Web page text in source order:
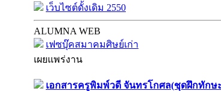
เว็บไซต์ดั้งเดิม 2550
ALUMNA WEB
เฟซบุ๊คสมาคมศิษย์เก่า
เผยแพร่งาน
เอกสารครูพิมพ์วดี จันทรโกศล(ชุดฝึกทักษ